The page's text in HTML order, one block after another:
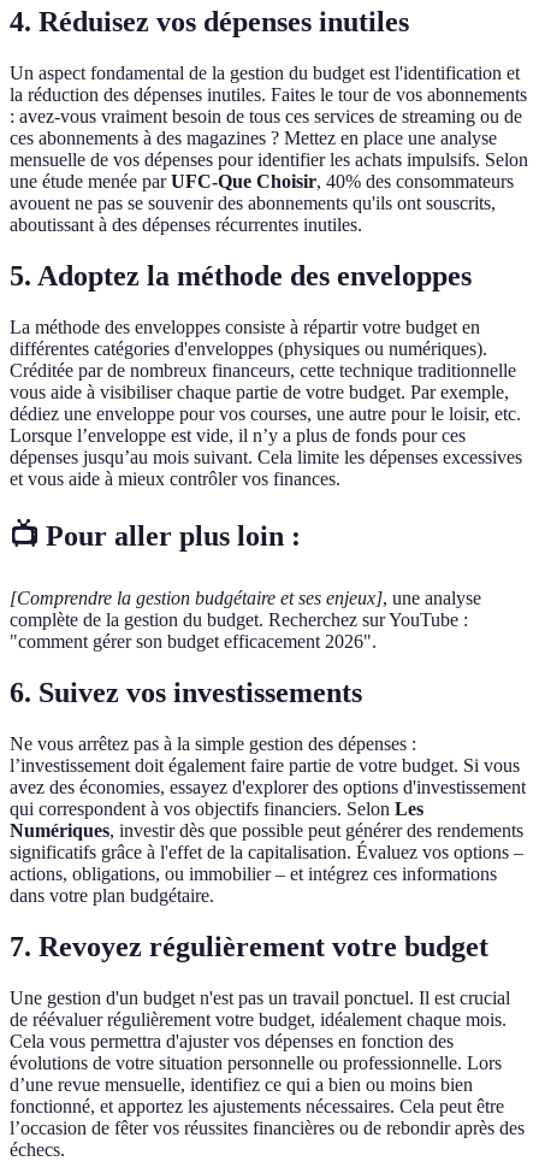
4. Réduisez vos dépenses inutiles
Un aspect fondamental de la gestion du budget est l'identification et
la réduction des dépenses inutiles. Faites le tour de vos abonnements
: avez-vous vraiment besoin de tous ces services de streaming ou de
ces abonnements à des magazines ? Mettez en place une analyse
mensuelle de vos dépenses pour identifier les achats impulsifs. Selon
une étude menée parUFC-Que Choisir, 40% des consommateurs
avouent ne pas se souvenir des abonnements qu'ils ont souscrits,
aboutissant à des dépenses récurrentes inutiles.
5. Adoptez la méthode des enveloppes
La méthode des enveloppes consiste à répartir votre budget en
différentes catégories d'enveloppes (physiques ou numériques).
Créditée par de nombreux financeurs, cette technique traditionnelle
vous aide à visibiliser chaque partie de votre budget. Par exemple,
dédiez une enveloppe pour vos courses, une autre pour le loisir, etc.
Lorsque l’enveloppe est vide, il n’y a plus de fonds pour ces
dépenses jusqu’au mois suivant. Cela limite les dépenses excessives
et vous aide à mieux contrôler vos finances.
📺 Pour aller plus loin :
[Comprendre la gestion budgétaire et ses enjeux], une analyse
complète de la gestion du budget. Recherchez sur YouTube :
"comment gérer son budget efficacement 2026".
6. Suivez vos investissements
Ne vous arrêtez pas à la simple gestion des dépenses :
l’investissement doit également faire partie de votre budget. Si vous
avez des économies, essayez d'explorer des options d'investissement
qui correspondent à vos objectifs financiers. Selon Les
Numériques, investir dès que possible peut générer des rendements
significatifs grâce à l'effet de la capitalisation. Évaluez vos options –
actions, obligations, ou immobilier – et intégrez ces informations
dans votre plan budgétaire.
7. Revoyez régulièrement votre budget
Une gestion d'un budget n'est pas un travail ponctuel. Il est crucial
de réévaluer régulièrement votre budget, idéalement chaque mois.
Cela vous permettra d'ajuster vos dépenses en fonction des
évolutions de votre situation personnelle ou professionnelle. Lors
d’une revue mensuelle, identifiez ce qui a bien ou moins bien
fonctionné, et apportez les ajustements nécessaires. Cela peut être
l’occasion de fêter vos réussites financières ou de rebondir après des
échecs.